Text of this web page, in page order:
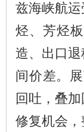
兹海峡航
烃、芳烃
造、出口
间价差。
回吐，叠
修复机会